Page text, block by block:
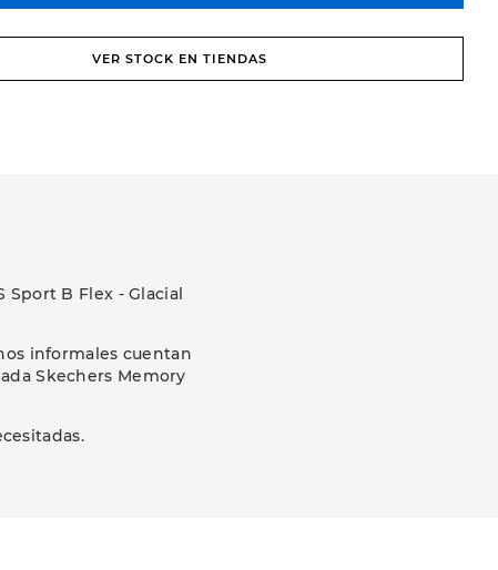
VER STOCK EN TIENDAS
Sport B Flex - Glacial
informales cuentan
Skechers Memory